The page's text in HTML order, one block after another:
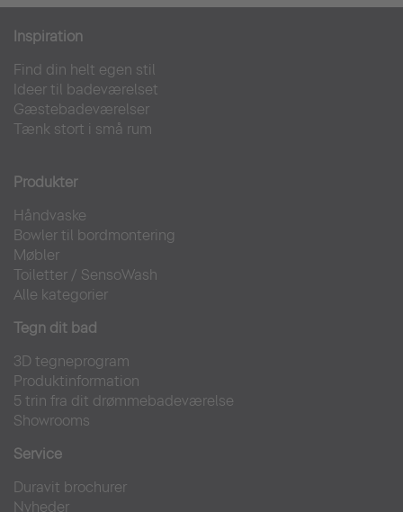
Inspiration
Find din helt egen stil
Ideer til badeværelset
Gæstebadeværelser
Tænk stort i små rum
Produkter
Håndvaske
Bowler til bordmontering
Møbler
Toiletter / SensoWash
Alle kategorier
Tegn dit bad
3D tegneprogram
Produktinformation
5 trin fra dit drømmebadeværelse
Showrooms
Service
Duravit brochurer
Nyheder